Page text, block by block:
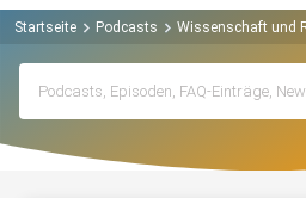
Startseite Podcasts Wissenschaft und